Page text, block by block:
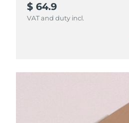
$ 64.9
VAT and duty incl.